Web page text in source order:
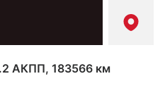
АКПП, 183566 км